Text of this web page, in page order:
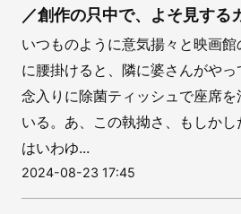
／創作の只中で、よそ見する
いつものように意気揚々と映画館
に腰掛けると、隣に婆さんがやっ
念入りに除菌ティッシュで座席を
いる。あ、この執拗さ、もしかし
はいわゆ...
2024-08-23 17:45